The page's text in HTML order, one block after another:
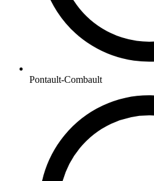
Pontault-Combault